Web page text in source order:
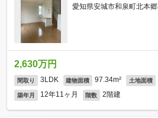
愛知県安城市和泉町北本郷
2,630万円
間取り 3LDK 建物面積 97.34m² 土地面積
築年月 12年11ヶ月 階数 2階建